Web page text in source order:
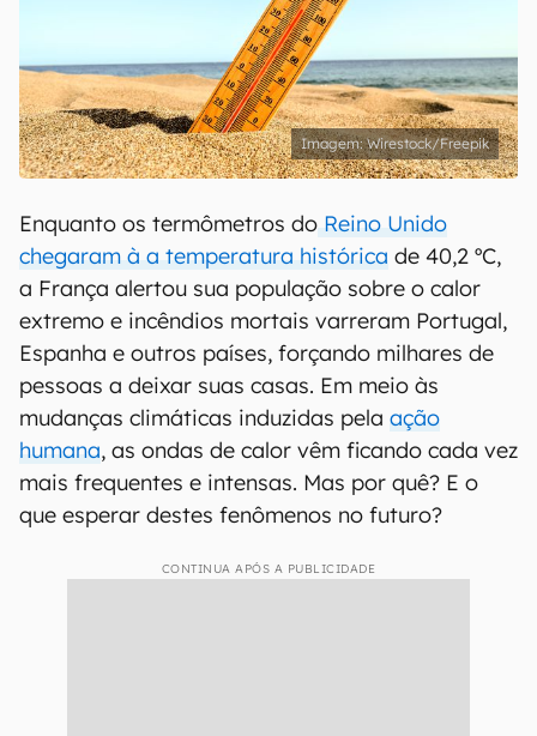
Wirestock/Freepik
Enquanto os termômetros do Reino Unido
chegaram à a temperatura histórica de 40,2 ºC,
a França alertou sua população sobre o calor
extremo e incêndios mortais varreram Portugal,
Espanha e outros países, forçando milhares de
pessoas a deixar suas casas. Em meio às
mudanças climáticas induzidas pela ação
humana, as ondas de calor vêm ficando cada vez
mais frequentes e intensas. Mas por quê? E o
que esperar destes fenômenos no futuro?
CONTINUA APÓS A PUBLICIDADE